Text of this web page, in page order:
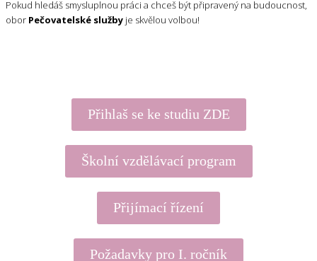
Pokud hledáš smysluplnou práci a chceš být připravený na budoucnost,
obor Pečovatelské služby je skvělou volbou!
Přihlaš se ke studiu ZDE
Školní vzdělávací program
Přijímací řízení
Požadavky pro I. ročník